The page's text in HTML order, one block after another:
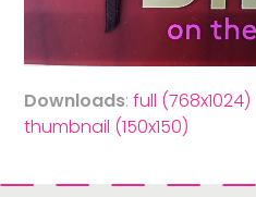
Downloads:full (768x1024)
thumbnail (150x150)